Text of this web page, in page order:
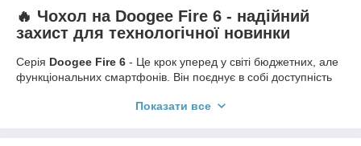
🔥 Чохол на Doogee Fire 6 - надійний
захист для технологічної новинки
Серія Doogee Fire 6 - Це крок уперед у світі бюджетних, але
функціональних смартфонів. Він поєднує в собі доступність
орієнтована на тих, хто цінує стабільну роботу, стильний
Показати все